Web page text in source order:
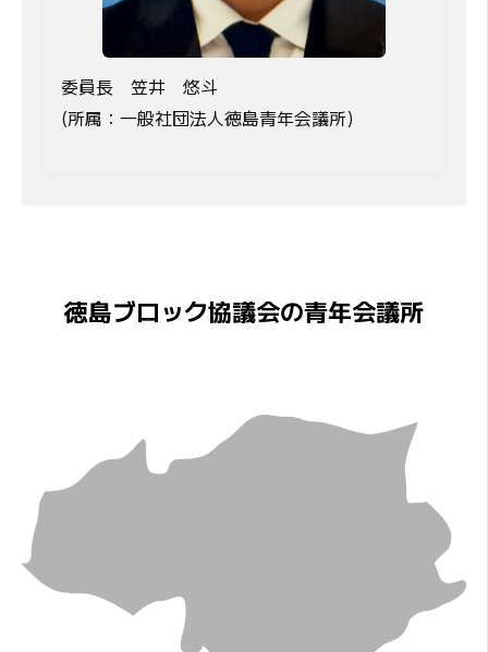
委員長 笠井 悠斗
(所属：一般社団法人徳島青年会議所)
徳島ブロック協議会の青年会議所